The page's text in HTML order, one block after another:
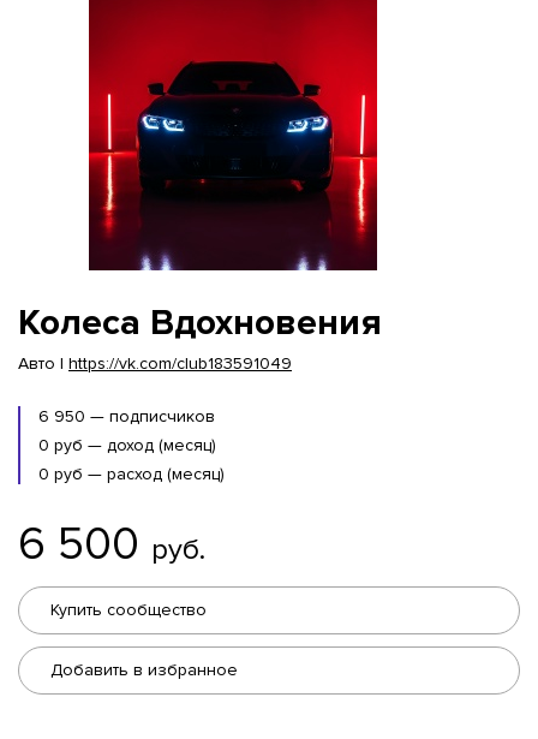
Колеса Вдохновения
Авто | https://vk.com/club183591049
6 950 — подписчиков
0 руб — доход (месяц)
0 руб — расход (месяц)
6 500 руб.
Купить сообщество
Добавить в избранное